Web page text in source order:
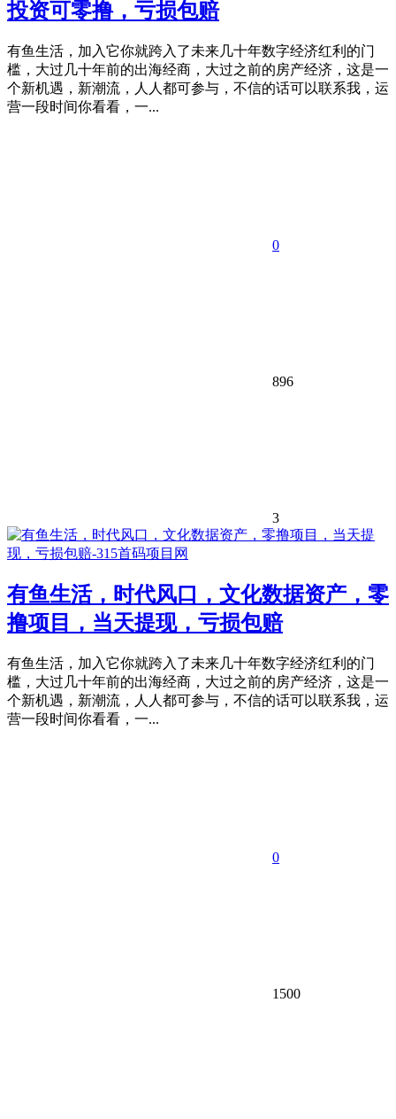
投资可零撸，亏损包赔
有鱼生活，加入它你就跨入了未来几十年数字经济红利的门
槛，大过几十年前的出海经商，大过之前的房产经济，这是一
个新机遇，新潮流，人人都可参与，不信的话可以联系我，运
营一段时间你看看，一...
0
896
3
有鱼生活，时代风口，文化数据资产，零
撸项目，当天提现，亏损包赔
有鱼生活，加入它你就跨入了未来几十年数字经济红利的门
槛，大过几十年前的出海经商，大过之前的房产经济，这是一
个新机遇，新潮流，人人都可参与，不信的话可以联系我，运
营一段时间你看看，一...
0
1500